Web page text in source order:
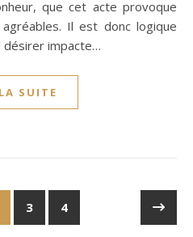
que cet acte provoque
Il est donc logique
désirer impacte…
SUITE
3 4